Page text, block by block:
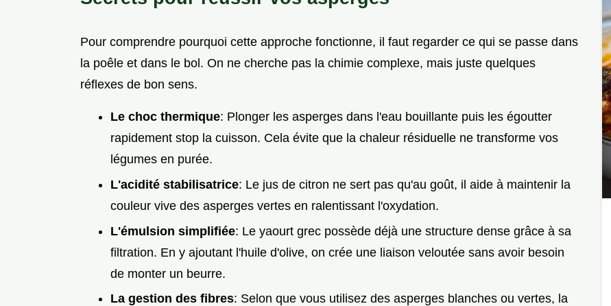
Pour comprendre pourquoi cette approche fonctionne, il faut regarder ce qui se passe dans
la poêle et dans le bol. On ne cherche pas la chimie complexe, mais juste quelques
réflexes de bon sens.
Le choc thermique: Plonger les asperges dans l'eau bouillante puis les égoutter
rapidement stop la cuisson. Cela évite que la chaleur résiduelle ne transforme vos
légumes en purée.
L'acidité stabilisatrice: Le jus de citron ne sert pas qu'au goût, il aide à maintenir la
couleur vive des asperges vertes en ralentissant l'oxydation.
L'émulsion simplifiée: Le yaourt grec possède déjà une structure dense grâce à sa
filtration. En y ajoutant l'huile d'olive, on crée une liaison veloutée sans avoir besoin
de monter un beurre.
La gestion des fibres: Selon que vous utilisez des asperges blanches ou vertes, la